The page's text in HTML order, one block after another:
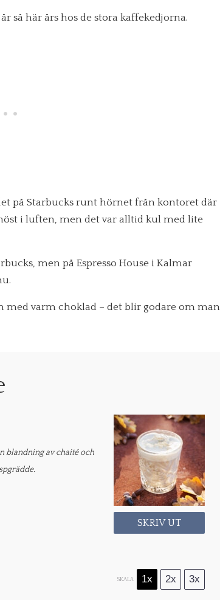
så här års hos de stora kaffekedjorna.
på Starbucks runt hörnet från kontoret där
i luften, men det var alltid kul med lite
men på Espresso House i Kalmar
med varm choklad – det blir godare om man
SKRIV UT
blandning av chaité och
SKALA 1x 2x 3x